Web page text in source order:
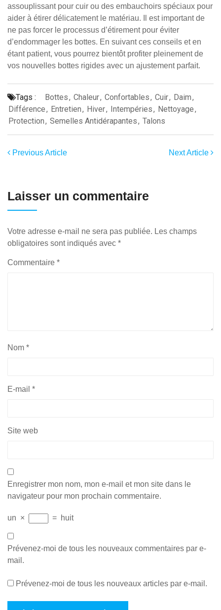
assouplissant pour cuir ou des embauchoirs spéciaux pour
aider à étirer délicatement le matériau. Il est important de
ne pas forcer le processus d’étirement pour éviter
d’endommager les bottes. En suivant ces conseils et en
étant patient, vous pourrez bientôt profiter pleinement de
vos nouvelles bottes rigides avec un ajustement parfait.
Tags : Bottes, Chaleur, Confortables, Cuir, Daim,
Différence, Entretien, Hiver, Intempéries, Nettoyage,
Protection, Semelles Antidérapantes, Talons
Previous Article Next Article
Laisser un commentaire
Votre adresse e-mail ne sera pas publiée. Les champs
obligatoires sont indiqués avec *
Commentaire *
Nom *
E-mail *
Site web
Enregistrer mon nom, mon e-mail et mon site dans le
navigateur pour mon prochain commentaire.
un × = huit
Prévenez-moi de tous les nouveaux commentaires par e-
mail.
Prévenez-moi de tous les nouveaux articles par e-mail.